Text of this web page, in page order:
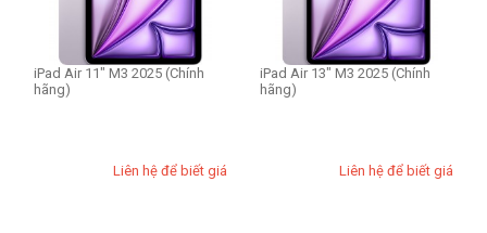
iPad Air 11" M3 2025 (Chính
hãng)
Liên hệ để biết giá
iPad Air 13" M3 2025 (Chính
hãng)
Liên hệ để biết giá